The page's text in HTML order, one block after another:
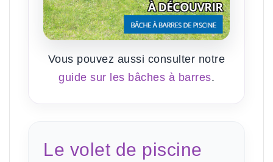
Vous pouvez aussi consulter notre
guide sur les bâches à barres.
Le volet de piscine